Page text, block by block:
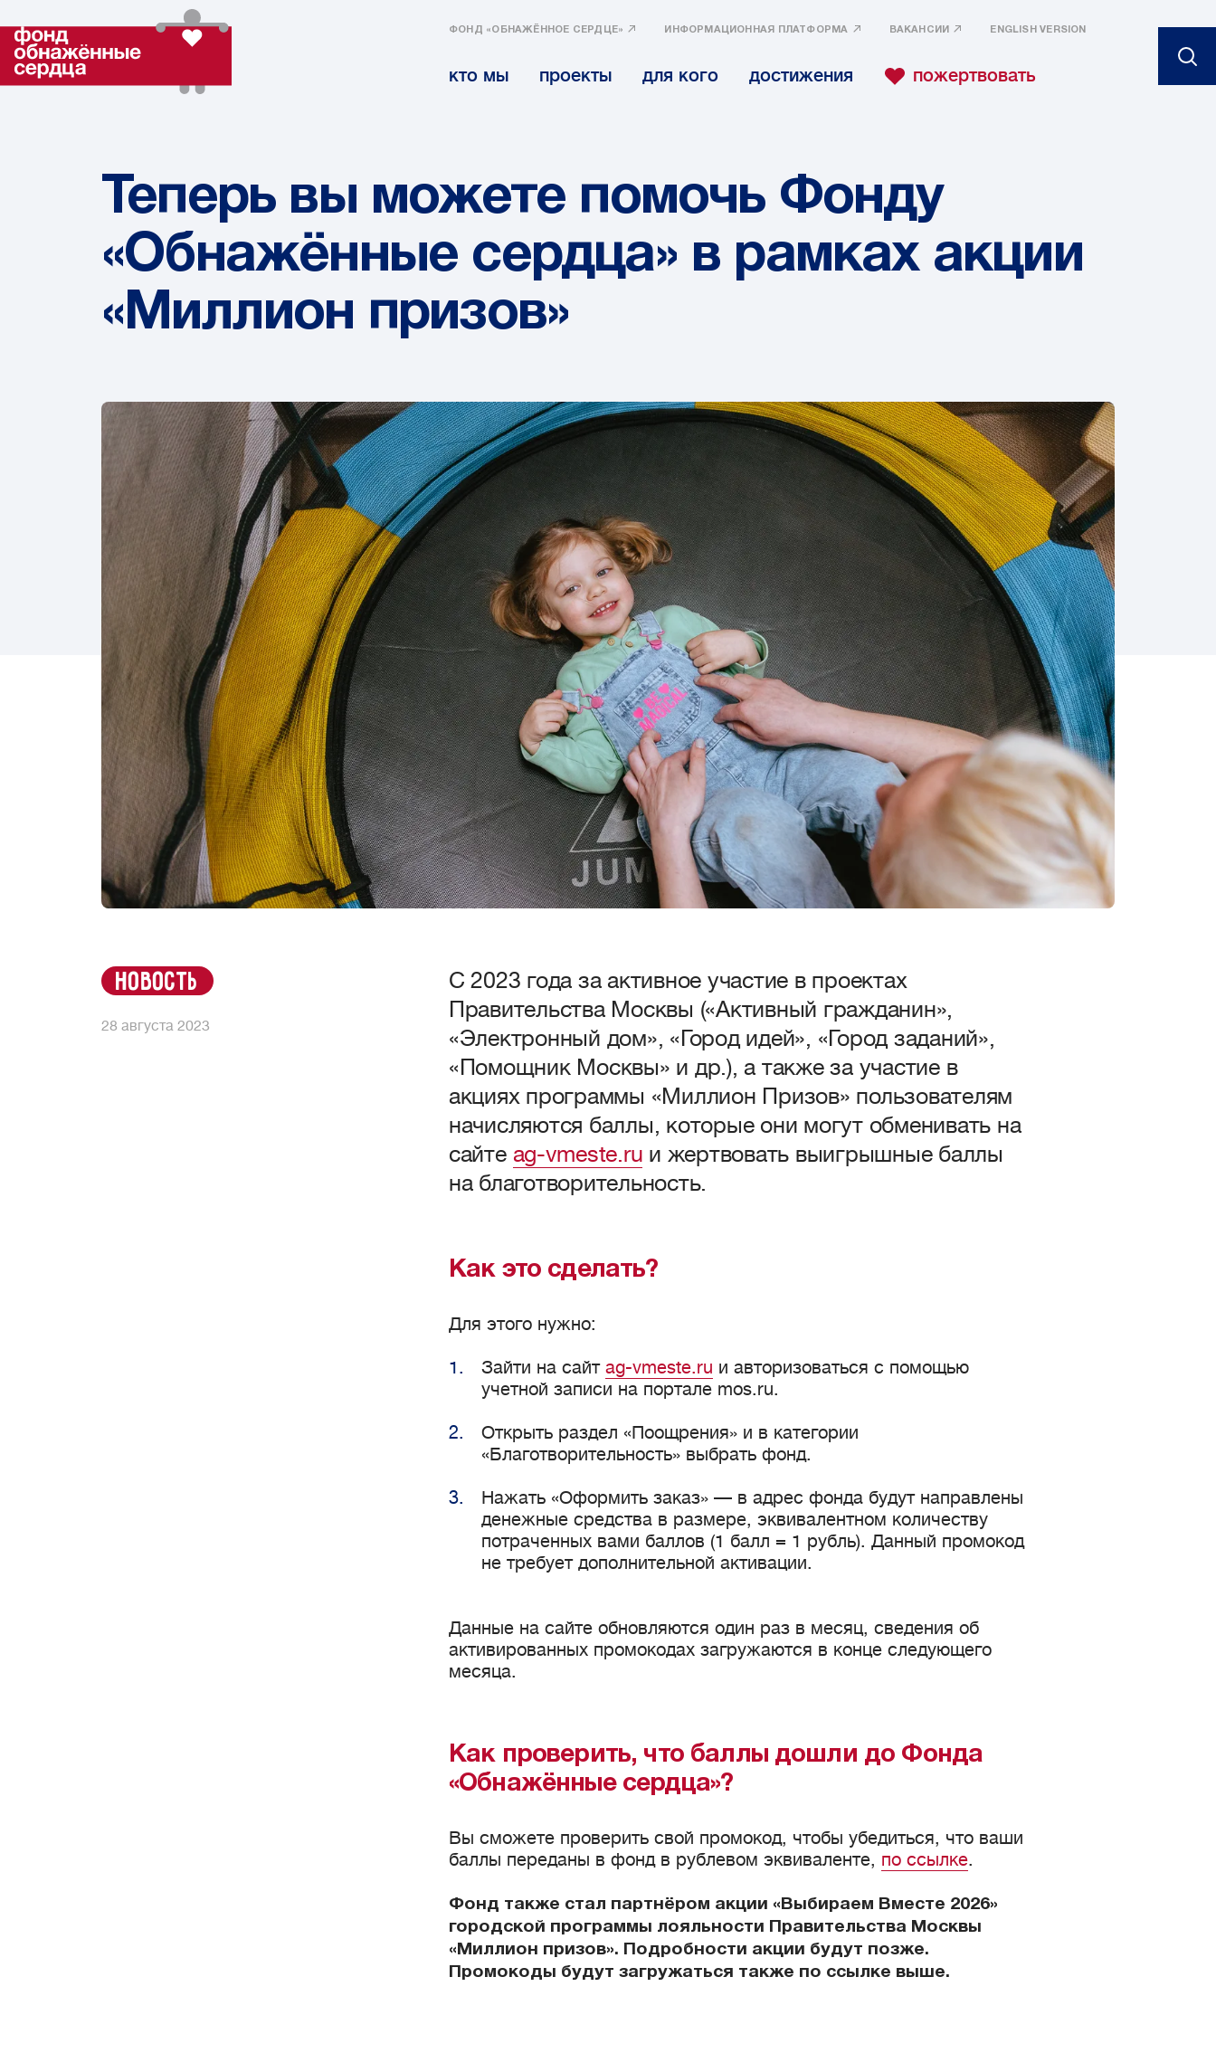
ФОНД «ОБНАЖЁННОЕ СЕРДЦЕ» ИНФОРМАЦИОННАЯ ПЛАТФОРМА ВАКАНСИИ ENGLISH VERSION
кто мы проекты для кого достижения пожертвовать
Теперь вы можете помочь Фонду
«Обнажённые сердца» в рамках акции
«Миллион призов»
новость
28 августа 2023
С 2023 года за активное участие в проектах
Правительства Москвы («Активный гражданин»,
«Электронный дом», «Город идей», «Город заданий»,
«Помощник Москвы» и др.), а также за участие в
акциях программы «Миллион Призов» пользователям
начисляются баллы, которые они могут обменивать на
сайте ag-vmeste.ru и жертвовать выигрышные баллы
на благотворительность.
Как это сделать?
Для этого нужно:
Зайти на сайт ag-vmeste.ru и авторизоваться с помощью
учетной записи на портале mos.ru.
Открыть раздел «Поощрения» и в категории
«Благотворительность» выбрать фонд.
Нажать «Оформить заказ» — в адрес фонда будут направлены
денежные средства в размере, эквивалентном количеству
потраченных вами баллов (1 балл = 1 рубль). Данный промокод
не требует дополнительной активации.
Данные на сайте обновляются один раз в месяц, сведения об
активированных промокодах загружаются в конце следующего
месяца.
Как проверить, что баллы дошли до Фонда
«Обнажённые сердца»?
Вы сможете проверить свой промокод, чтобы убедиться, что ваши
баллы переданы в фонд в рублевом эквиваленте, по ссылке.
Фонд также стал партнёром акции «Выбираем Вместе 2026»
городской программы лояльности Правительства Москвы
«Миллион призов». Подробности акции будут позже.
Промокоды будут загружаться также по ссылке выше.